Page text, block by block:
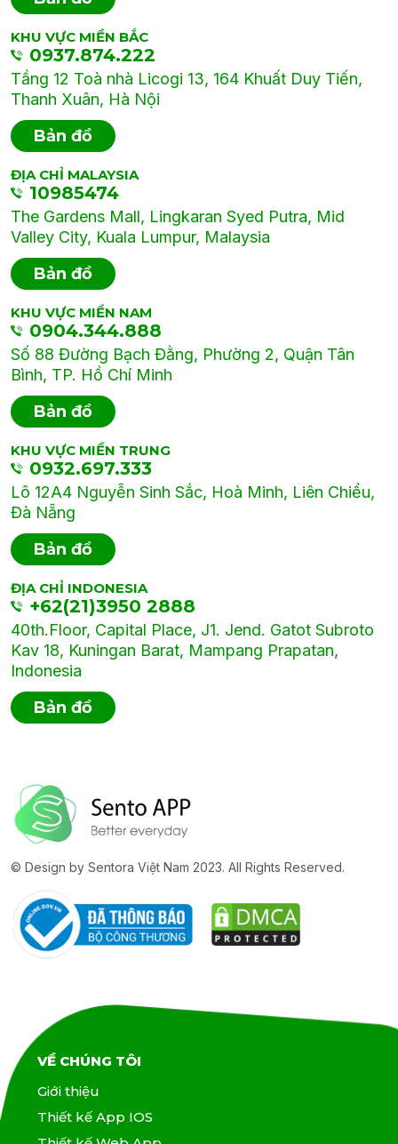
KHU VỰC MIỀN BẮC
0937.874.222
Tầng 12 Toà nhà Licogi 13, 164 Khuất Duy Tiến,
Thanh Xuân, Hà Nội
Bản đồ
ĐỊA CHỈ MALAYSIA
10985474
The Gardens Mall, Lingkaran Syed Putra, Mid
Valley City, Kuala Lumpur, Malaysia
Bản đồ
KHU VỰC MIỀN NAM
0904.344.888
Số 88 Đường Bạch Đằng, Phường 2, Quận Tân
Bình, TP. Hồ Chí Minh
Bản đồ
KHU VỰC MIỀN TRUNG
0932.697.333
Lô 12A4 Nguyễn Sinh Sắc, Hoà Minh, Liên Chiểu,
Đà Nẵng
Bản đồ
ĐỊA CHỈ INDONESIA
+62(21)3950 2888
40th.Floor, Capital Place, J1. Jend. Gatot Subroto
Kav 18, Kuningan Barat, Mampang Prapatan,
Indonesia
Bản đồ
© Design by Sentora Việt Nam 2023. All Rights Reserved.
VỀ CHÚNG TÔI
Giới thiệu
Thiết kế App IOS